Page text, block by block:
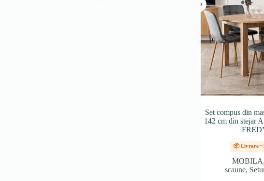
Set compus din
142 cm din stejar
📦 Livrare
MOBILA,
scaune,